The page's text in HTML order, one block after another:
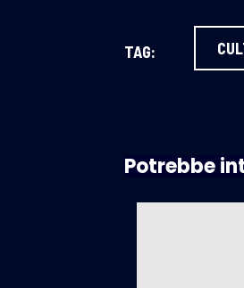
TAG:
Potrebbe